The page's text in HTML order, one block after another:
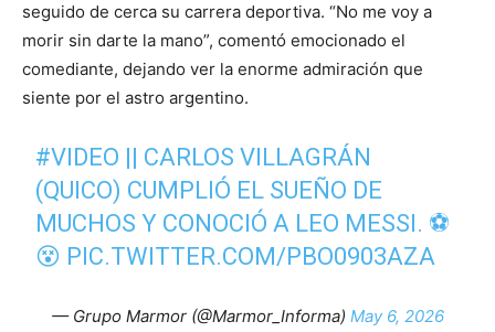
seguido de cerca su carrera deportiva. “No me voy a
morir sin darte la mano”, comentó emocionado el
comediante, dejando ver la enorme admiración que
siente por el astro argentino.
#VIDEO || CARLOS VILLAGRÁN
(QUICO) CUMPLIÓ EL SUEÑO DE
MUCHOS Y CONOCIÓ A LEO MESSI. ⚽️
😵 PIC.TWITTER.COM/PBO0903AZA
— Grupo Marmor (@Marmor_Informa) May 6, 2026